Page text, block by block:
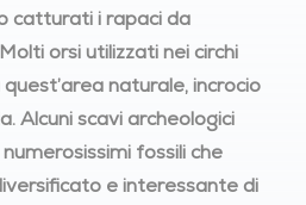
catturati i rapaci da
orsi utilizzati nei circhi
naturale, incrocio
Alcuni scavi archeologici
fossili che
e interessante di